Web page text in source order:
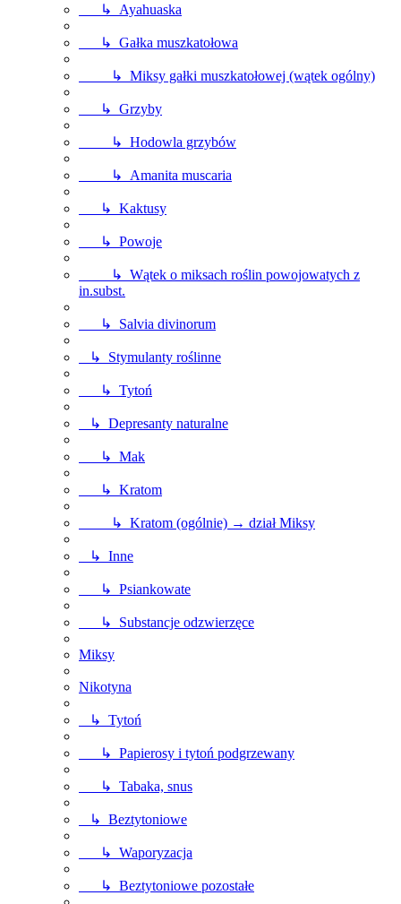
↳ Ayahuaska
↳ Gałka muszkatołowa
↳ Miksy gałki muszkatołowej (wątek ogólny)
↳ Grzyby
↳ Hodowla grzybów
↳ Amanita muscaria
↳ Kaktusy
↳ Powoje
↳ Wątek o miksach roślin powojowatych z
in.subst.
↳ Salvia divinorum
↳ Stymulanty roślinne
↳ Tytoń
↳ Depresanty naturalne
↳ Mak
↳ Kratom
↳ Kratom (ogólnie) → dział Miksy
↳ Inne
↳ Psiankowate
↳ Substancje odzwierzęce
Miksy
Nikotyna
↳ Tytoń
↳ Papierosy i tytoń podgrzewany
↳ Tabaka, snus
↳ Beztytoniowe
↳ Waporyzacja
↳ Beztytoniowe pozostałe